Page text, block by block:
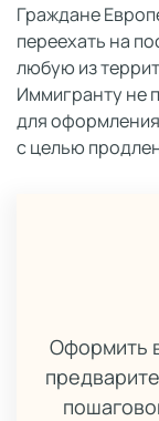
Граждане
переехать на
любую из
Иммигранту не
для
с целью
Оформить